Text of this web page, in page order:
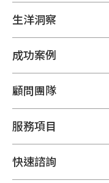
生洋洞察
成功案例
顧問團隊
服務項目
快速諮詢